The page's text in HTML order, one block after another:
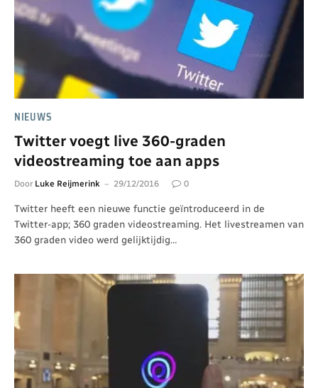
NIEUWS
Twitter voegt live 360-graden
videostreaming toe aan apps
Door Luke Reijmerink 29/12/2016 0
Twitter heeft een nieuwe functie geïntroduceerd in de
Twitter-app; 360 graden videostreaming. Het livestreamen van
360 graden video werd gelijktijdig…